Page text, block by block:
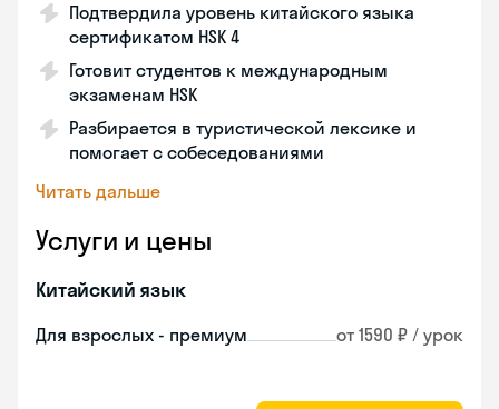
Подтвердила уровень китайского языка
сертификатом HSK 4
Готовит студентов к международным
экзаменам HSK
Разбирается в туристической лексике и
помогает с собеседованиями
Читать дальше
Услуги и цены
Китайский язык
Для взрослых - премиум от 1590 ₽ / урок